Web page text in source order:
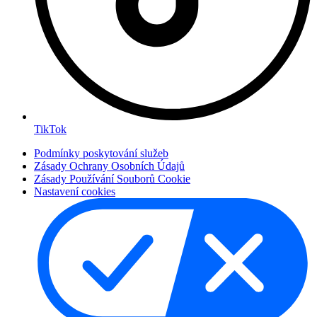
TikTok
Podmínky poskytování služeb
Zásady Ochrany Osobních Údajů
Zásady Používání Souborů Cookie
Nastavení cookies